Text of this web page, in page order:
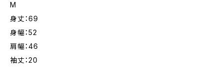
M
身丈：69
身幅：52
肩幅：46
袖丈：20